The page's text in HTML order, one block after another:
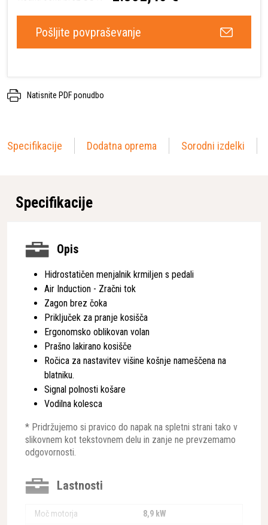
Pošljite povpraševanje
Natisnite PDF ponudbo
Specifikacije Dodatna oprema Sorodni izdelki
Specifikacije
Opis
Hidrostatičen menjalnik krmiljen s pedali
Air Induction - Zračni tok
Zagon brez čoka
Priključek za pranje kosišča
Ergonomsko oblikovan volan
Prašno lakirano kosišče
Ročica za nastavitev višine košnje nameščena na
blatniku.
Signal polnosti košare
Vodilna kolesca
* Pridržujemo si pravico do napak na spletni strani tako v
slikovnem kot tekstovnem delu in zanje ne prevzemamo
odgovornosti.
Lastnosti
Moč motorja
8,9 kW